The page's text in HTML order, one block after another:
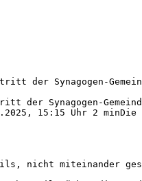
der Synagogen-
der Synagogen-
15:15 Uhr 2
nicht miteinander